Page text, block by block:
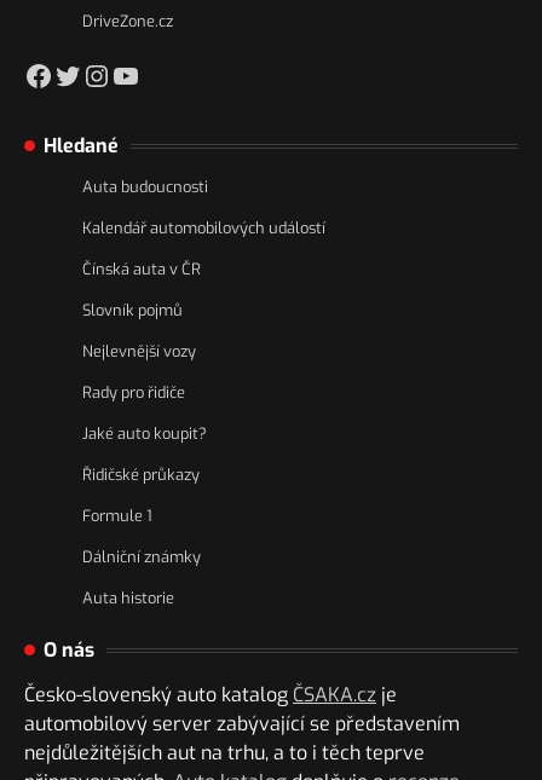
DriveZone.cz
https://www.facebook.com/csakacz
Twitter
Instagram
YouTube
Hledané
Auta budoucnosti
Kalendář automobilových událostí
Čínská auta v ČR
Slovník pojmů
Nejlevnější vozy
Rady pro řidiče
Jaké auto koupit?
Řidičské průkazy
Formule 1
Dálniční známky
Auta historie
O nás
Česko-slovenský auto katalog ČSAKA.cz je
automobilový server zabývající se představením
nejdůležitějších aut na trhu, a to i těch teprve